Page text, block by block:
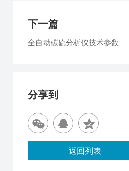
下一篇
全自动碳硫分析仪技术参数
分享到
返回列表